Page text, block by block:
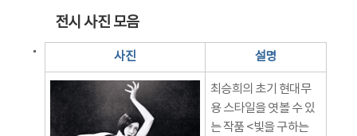
전시 사진 모음
사진 설명
최승희의 초기 현대무
용 스타일을 엿볼 수 있
는 작품 <빛을 구하는